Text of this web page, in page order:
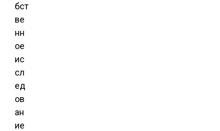
бст
ве
нн
ое
ис
сл
ед
ов
ан
ие